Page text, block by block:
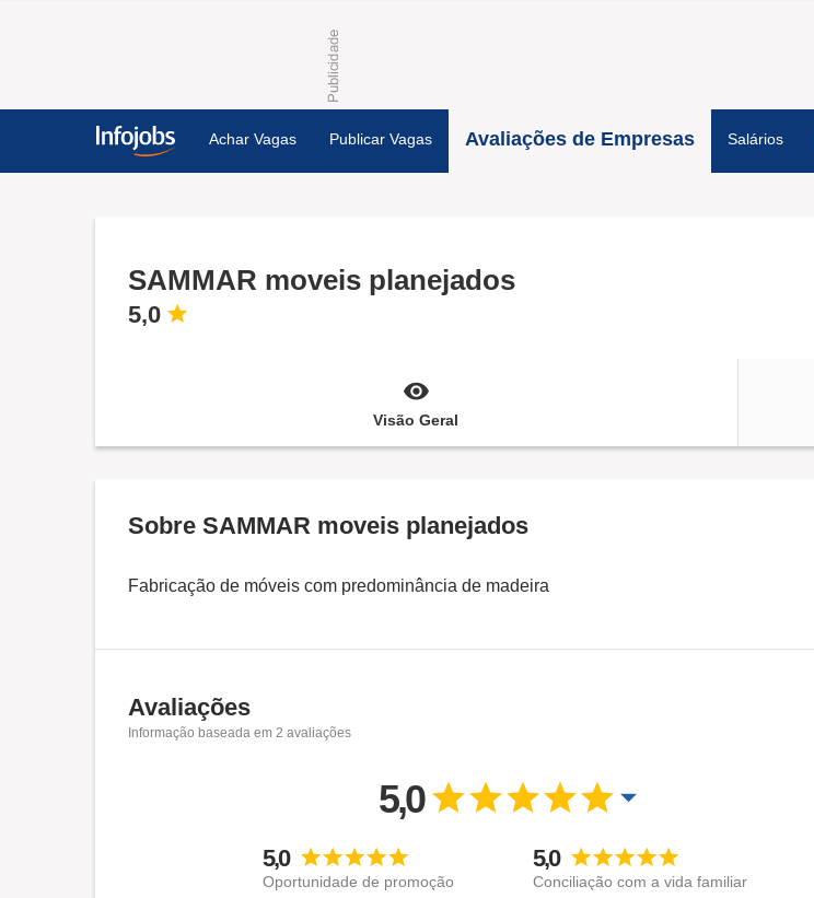
Achar Vagas Publicar Vagas Avaliações de Empresas Salários
SAMMAR moveis planejados
5,0
Visão Geral
Sobre SAMMAR moveis planejados
Fabricação de móveis com predominância de madeira
Avaliações
Informação baseada em 2 avaliações
5,0
5,0
Oportunidade de promoção
5,0
Conciliação com a vida familiar